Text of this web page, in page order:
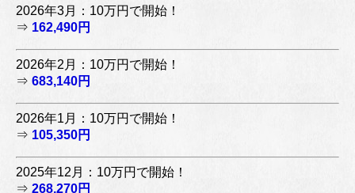
2026年3月：10万円で開始！
⇒ 162,490円
2026年2月：10万円で開始！
⇒ 683,140円
2026年1月：10万円で開始！
⇒ 105,350円
2025年12月：10万円で開始！
⇒ 268,270円